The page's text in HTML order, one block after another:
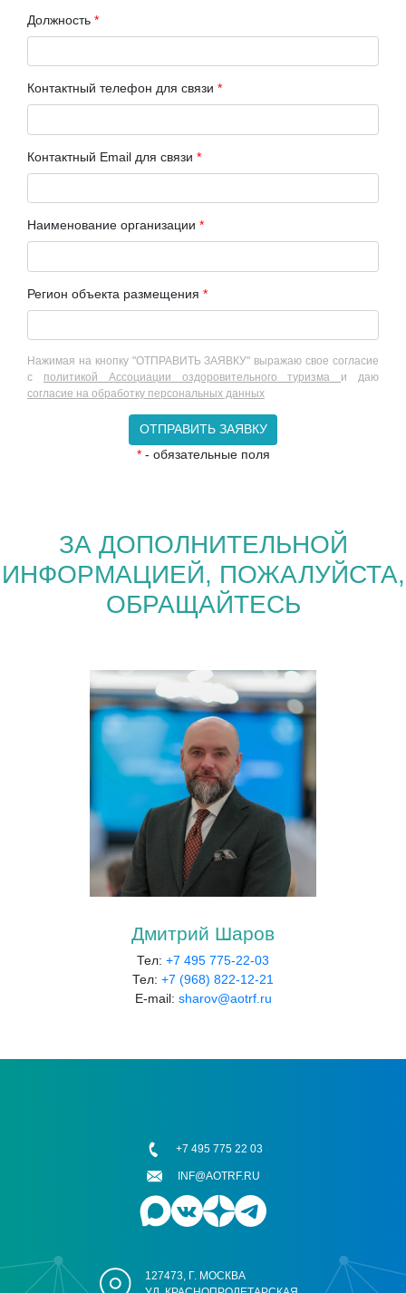
Должность *
Контактный телефон для связи *
Контактный Email для связи *
Наименование организации *
Регион объекта размещения *
Нажимая на кнопку "ОТПРАВИТЬ ЗАЯВКУ" выражаю свое согласие
с политикой Ассоциации оздоровительного туризма и даю
согласие на обработку персональных данных
ОТПРАВИТЬ ЗАЯВКУ
*- обязательные поля
ЗА ДОПОЛНИТЕЛЬНОЙ
ИНФОРМАЦИЕЙ, ПОЖАЛУЙСТА,
ОБРАЩАЙТЕСЬ
Дмитрий Шаров
Тел: +7 495 775-22-03
Тел: +7 (968) 822-12-21
E-mail: sharov@aotrf.ru
127473, Г. МОСКВА
+7 495 775 22 03
INF@AOTRF.RU